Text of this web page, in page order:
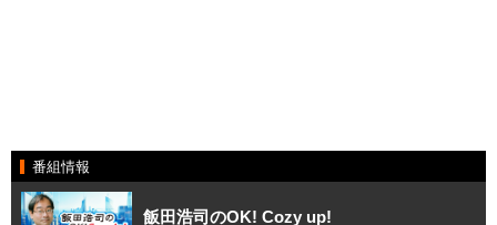
番組情報
飯田浩司のOK! Cozy up!